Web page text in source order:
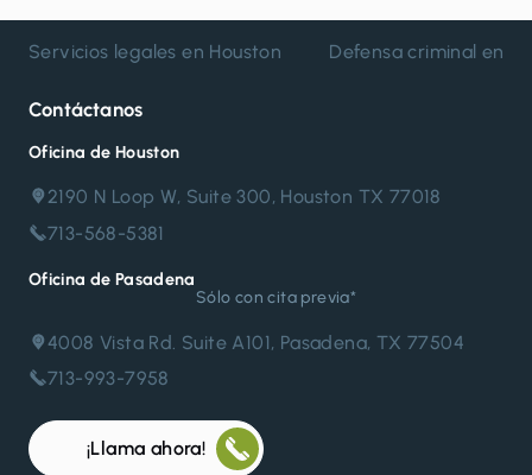
Servicios legales en Houston Defensa criminal en
Contáctanos
Oficina de Houston
2190 N Loop W, Suite 300, Houston TX 77018
713-568-5381
Oficina de Pasadena
Sólo con cita previa*
4008 Vista Rd. Suite A101, Pasadena, TX 77504
713-993-7958
¡Llama ahora!